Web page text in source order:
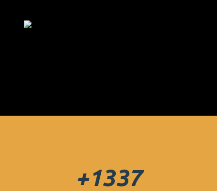
+1337